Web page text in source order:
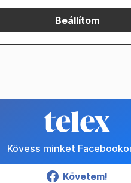
Beállítom
Kövess minket
Követem!